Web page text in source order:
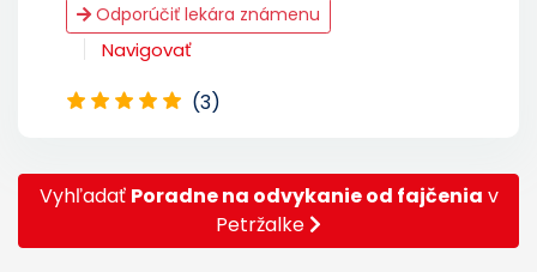
Odporúčiť lekára známenu
Navigovať
(3)
Vyhľadať Poradne na odvykanie od fajčenia v
Petržalke